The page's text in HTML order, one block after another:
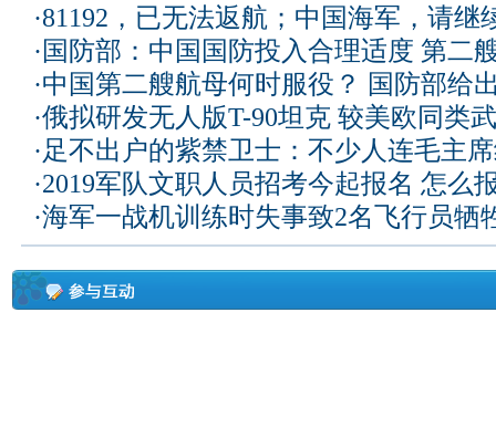
·81192，已无法返航；中国海军，请继
· 国防部：中国国防投入合理适度 第二
·中国第二艘航母何时服役？ 国防部给
·俄拟研发无人版T-90坦克 较美欧同类
·足不出户的紫禁卫士：不少人连毛主
·2019军队文职人员招考今起报名 怎么
·海军一战机训练时失事致2名飞行员牺